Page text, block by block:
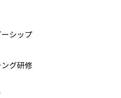
シップ
グ研修